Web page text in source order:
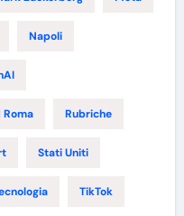
Napoli
Roma Rubriche
Stati Uniti
TikTok